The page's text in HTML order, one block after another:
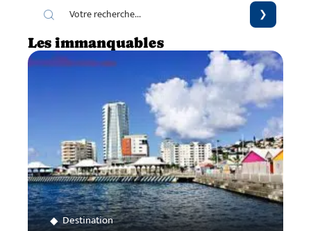
Les immanquables
Destination